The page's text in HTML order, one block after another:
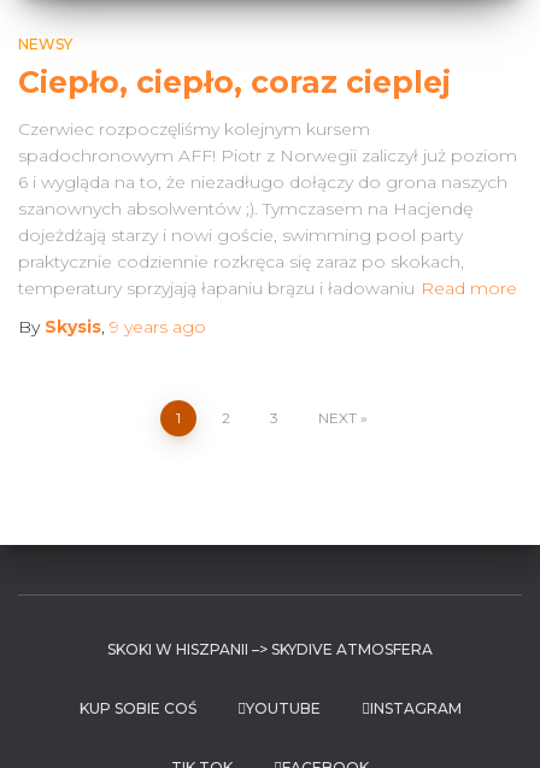
NEWSY
Ciepło, ciepło, coraz cieplej
Czerwiec rozpoczęliśmy kolejnym kursem
spadochronowym AFF! Piotr z Norwegii zaliczył już poziom
6 i wygląda na to, że niezadługo dołączy do grona naszych
szanownych absolwentów ;). Tymczasem na Hacjendę
dojeżdżają starzy i nowi goście, swimming pool party
praktycznie codziennie rozkręca się zaraz po skokach,
temperatury sprzyjają łapaniu brązu i ładowaniu Read more
By Skysis, 9 years ago
1 2 3 NEXT
SKOKI W HISZPANII –> SKYDIVE ATMOSFERA
KUP SOBIE COŚ YOUTUBE INSTAGRAM